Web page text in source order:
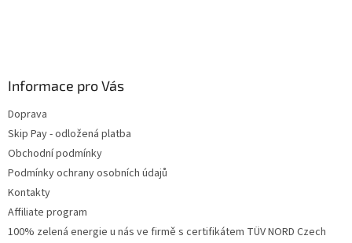
Informace pro Vás
Doprava
Skip Pay - odložená platba
Obchodní podmínky
Podmínky ochrany osobních údajů
Kontakty
Affiliate program
100% zelená energie u nás ve firmě s certifikátem TÜV NORD Czech